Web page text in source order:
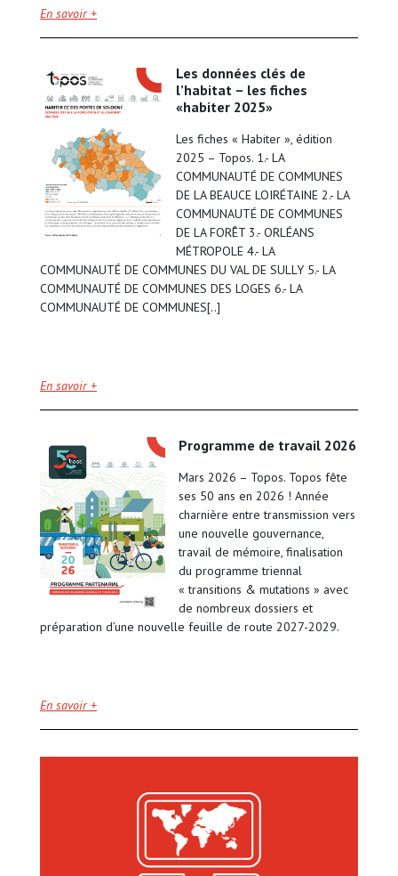
En savoir +
les données clés de
l’habitat – les fiches
«habiter 2025»
Les fiches « Habiter », édition
2025 – Topos. 1.- LA
COMMUNAUTÉ DE COMMUNES
DE LA BEAUCE LOIRÉTAINE 2.- LA
COMMUNAUTÉ DE COMMUNES
DE LA FORÊT 3.- ORLÉANS
MÉTROPOLE 4.- LA
COMMUNAUTÉ DE COMMUNES DU VAL DE SULLY 5.- LA
COMMUNAUTÉ DE COMMUNES DES LOGES 6.- LA
COMMUNAUTÉ DE COMMUNES[..]
En savoir +
programme de travail 2026
Mars 2026 – Topos. Topos fête
ses 50 ans en 2026 ! Année
charnière entre transmission vers
une nouvelle gouvernance,
travail de mémoire, finalisation
du programme triennal
« transitions & mutations » avec
de nombreux dossiers et
préparation d’une nouvelle feuille de route 2027-2029.
En savoir +